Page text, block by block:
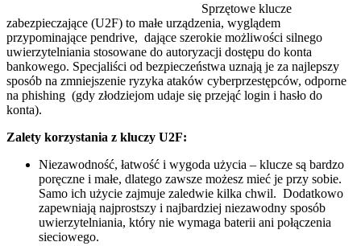
Sprzętowe klucze
zabezpieczające (U2F) to małe urządzenia, wyglądem
przypominające pendrive, dające szerokie możliwości silnego
uwierzytelniania stosowane do autoryzacji dostępu do konta
bankowego. Specjaliści od bezpieczeństwa uznają je za najlepszy
sposób na zmniejszenie ryzyka ataków cyberprzestępców, odporne
na phishing (gdy złodziejom udaje się przejąć login i hasło do
konta).
Zalety korzystania z kluczy U2F:
Niezawodność, łatwość i wygoda użycia – klucze są bardzo
poręczne i małe, dlatego zawsze możesz mieć je przy sobie.
Samo ich użycie zajmuje zaledwie kilka chwil. Dodatkowo
zapewniają najprostszy i najbardziej niezawodny sposób
uwierzytelniania, który nie wymaga baterii ani połączenia
sieciowego.